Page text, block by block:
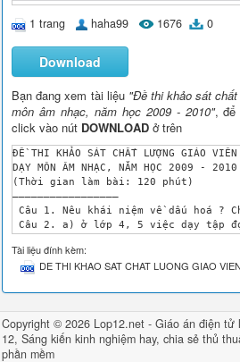
1 trang haha99 1676 0
Download
Bạn đang xem tài liệu "Đề thi khảo sát
môn âm nhạc, năm học 2009 - 2010", để
click vào nút DOWNLOAD ở trên
ĐỀ THI KHẢO SÁT CHẤT LƯỢNG GIÁO
DẠY MÔN ÂM NHẠC, NĂM HỌC 2009 - 2010
(Thời gian làm bài: 120 phút)
–––––––––––––––––
Câu 1. Nêu khái niệm về dấu hoá ?
Câu 2. a) ở lớp 4, 5 việc dạy tập
	 b) Khi tổ chức trò chơi Âm nhạc cho học sinh, anh (chị) cần nắm vững những yêu cầu gì ? Cho ví dụ ?
Câu 3. Nêu ý nghĩa và phương pháp
Câu 4.
b/ Ghi tên các nốt của đoạn nhạc
c/ Nhận xét về cao độ và trường độ
PHÒNG GD – ĐT LỘC HÀ
================
Ghi chú: - Điểm trình bày toàn bài 1
Tài liệu đính kèm:
DE THI KHAO SAT CHAT LUONG GIAO
Copyright © 2026 Lop12.net -Giáo án điện tử
12,Sáng kiến kinh nghiệm hay, chia sẻthủ
phần mềm